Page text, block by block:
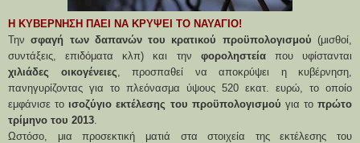
Η ΚΥΒΕΡΝΗΣΗ ΠΑΕΙ ΝΑ ΚΡΥΨΕΙ ΤΟ ΝΑΥΑΓΙΟ!
Τηνσφαγή των δαπανών του κρατικού προϋπολογισμού (μισθοί,
συντάξεις, επιδόματα κλπ) και την φοροληστείαπου υφίστανται
χιλιάδες οικογένειες , προσπαθεί να αποκρύψει η κυβέρνηση,
πανηγυρίζοντας για το πλεόνασμα ύψους 520 εκατ. ευρώ, το οποίο
εμφάνισε το ισοζύγιο εκτέλεσης του προϋπολογισμού για το πρώτο
τρίμηνο του 2013
Ωστόσο, μια προσεκτική ματιά στα στοιχεία της εκτέλεσης του